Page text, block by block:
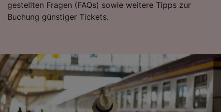
gestellten Fragen (FAQs) sowie weitere Tipps zur
Buchung günstiger Tickets.
Folgendes bereitzustellen:
Verwendung genauer Standortdaten.
Personalisierte Werbung und Inhalte, Messung
von Werbeleistung und der Performance von
Inhalten, Zielgruppenforschung sowie
Entwicklung und Verbesserung von
Angeboten.